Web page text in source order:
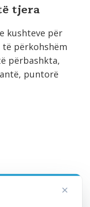
tjera
kushteve për
përkohshëm
përbashkta,
puntorë
×